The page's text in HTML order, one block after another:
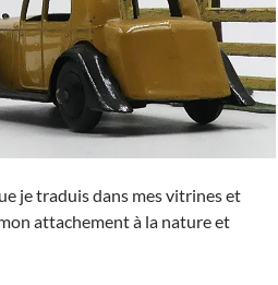
je traduis dans mes vitrines et
attachement à la nature et